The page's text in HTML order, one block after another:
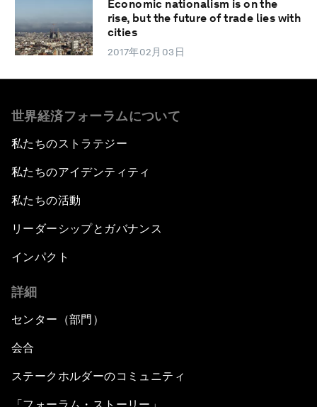
Economic nationalism is on the
rise, but the future of trade lies with
cities
2017年02月03日
世界経済フォーラムについて
私たちのストラテジー
私たちのアイデンティティ
私たちの活動
リーダーシップとガバナンス
インパクト
詳細
センター（部門）
会合
ステークホルダーのコミュニティ